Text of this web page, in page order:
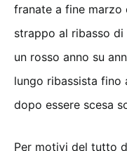
franate a fine marzo
strappo al ribasso
un rosso anno su
lungo ribassista fino
dopo essere scesa
Per motivi del tutto